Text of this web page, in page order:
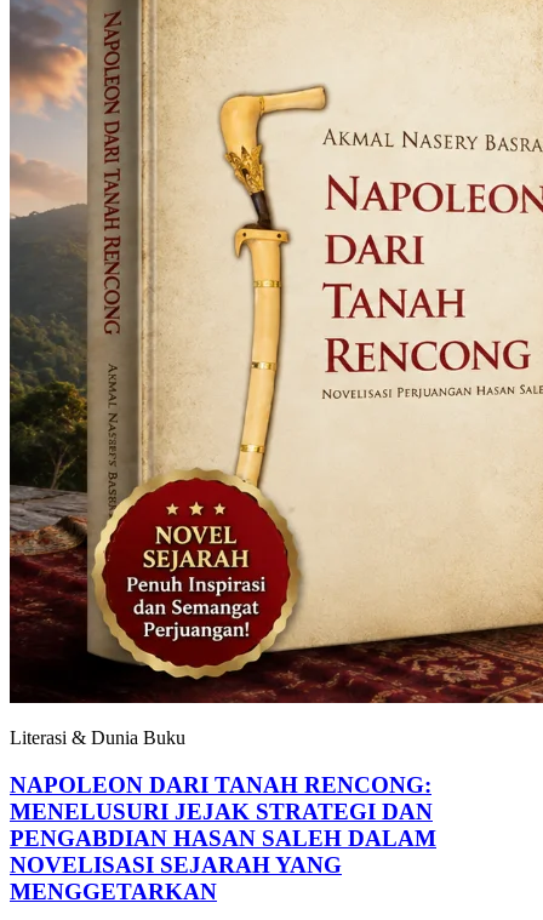
Literasi & Dunia Buku
NAPOLEON DARI TANAH RENCONG:
MENELUSURI JEJAK STRATEGI DAN
PENGABDIAN HASAN SALEH DALAM
NOVELISASI SEJARAH YANG
MENGGETARKAN